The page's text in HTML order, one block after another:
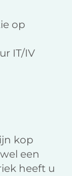
op
IT/IV
kop
een
heeft u